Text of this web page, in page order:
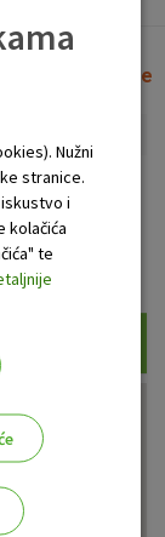
Očisti filtere
Nužni
stranice.
i
kolačića
te